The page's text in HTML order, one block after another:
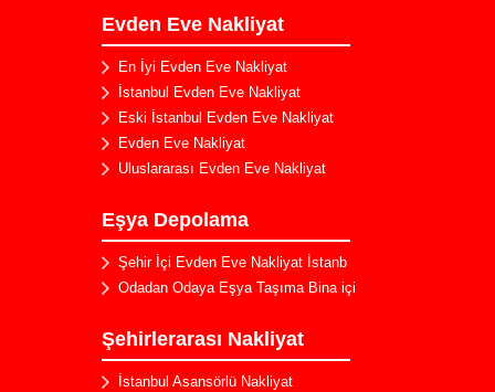
Evden Eve Nakliyat
En İyi Evden Eve Nakliyat
İstanbul Evden Eve Nakliyat
Eski İstanbul Evden Eve Nakliyat
Evden Eve Nakliyat
Uluslararası Evden Eve Nakliyat
Eşya Depolama
Şehir İçi Evden Eve Nakliyat İstanb
Odadan Odaya Eşya Taşıma Bina içi
Şehirlerarası Nakliyat
İstanbul Asansörlü Nakliyat
Bahçeşehir Evden Eve Nakliyat